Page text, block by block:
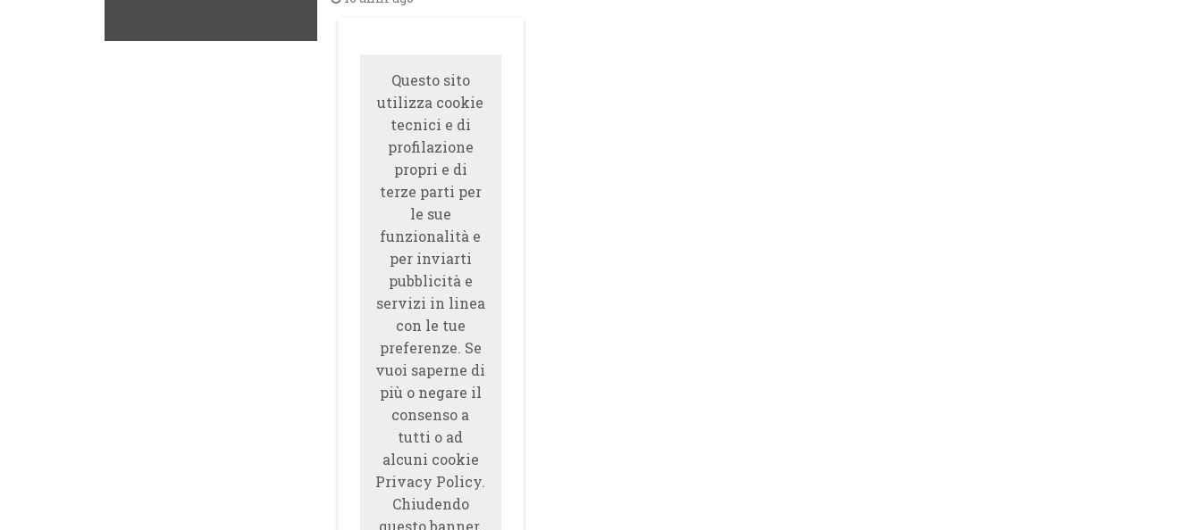
Questo sito
utilizza cookie
tecnici e di
profilazione
propri e di
terze parti per
le sue
funzionalità e
per inviarti
pubblicità e
servizi in linea
con le tue
preferenze. Se
vuoi saperne di
più o negare il
consenso a
tutti o ad
alcuni cookie
Privacy Policy.
Chiudendo
questo banner,